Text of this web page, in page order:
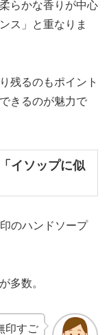
らかな香りが中心
ス」と重なりま
残るのもポイント
きるのが魅力で
イソップに似
のハンドソープ
多数。
印すご